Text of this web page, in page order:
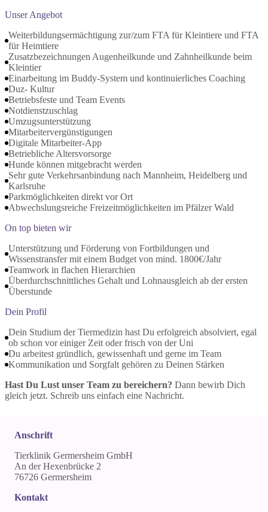
Unser Angebot
Weiterbildungsermächtigung zur/zum FTA für Kleintiere und FTA
für Heimtiere
Zusatzbezeichnungen Augenheilkunde und Zahnheilkunde beim
Kleintier
Einarbeitung im Buddy-System und kontinuierliches Coaching
Duz- Kultur
Betriebsfeste und Team Events
Notdienstzuschlag
Umzugsunterstützung
Mitarbeitervergünstigungen
Digitale Mitarbeiter-App
Betriebliche Altersvorsorge
Hunde können mitgebracht werden
Sehr gute Verkehrsanbindung nach Mannheim, Heidelberg und
Karlsruhe
Parkmöglichkeiten direkt vor Ort
Abwechslungsreiche Freizeitmöglichkeiten im Pfälzer Wald
On top bieten wir
Unterstützung und Förderung von Fortbildungen und
Wissenstransfer mit einem Budget von mind. 1800€/Jahr
Teamwork in flachen Hierarchien
Überdurchschnittliches Gehalt und Lohnausgleich ab der ersten
Überstunde
Dein Profil
Dein Studium der Tiermedizin hast Du erfolgreich absolviert, egal
ob schon vor einiger Zeit oder frisch von der Uni
Du arbeitest gründlich, gewissenhaft und gerne im Team
Kommunikation und Sorgfalt gehören zu Deinen Stärken
Hast Du Lust unser Team zu bereichern? Dann bewirb Dich
gleich jetzt. Schreib uns einfach eine Nachricht.
Anschrift
Tierklinik Germersheim GmbH
An der Hexenbrücke 2
76726 Germersheim
Kontakt